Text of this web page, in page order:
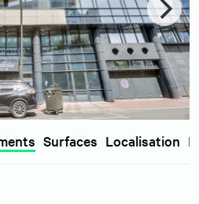
Surfaces Localisation